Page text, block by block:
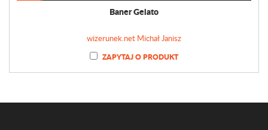
Baner Gelato
wizerunek.net Michał Janisz
ZAPYTAJ O PRODUKT